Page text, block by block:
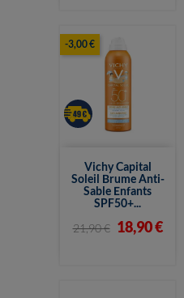
Vichy Capital
Soleil Brume Anti-
Sable Enfants
SPF50+...
21,90 € 18,90 €
-3,00 €